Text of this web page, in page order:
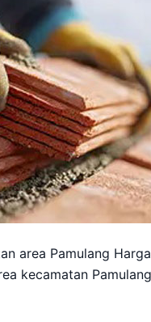
area Pamulang
kecamatan